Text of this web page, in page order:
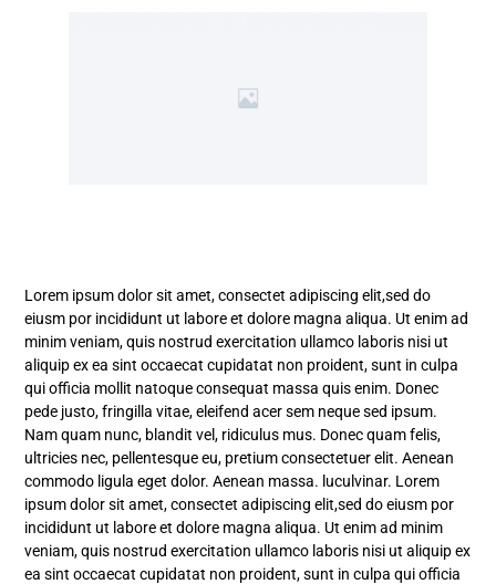
Lorem ipsum dolor sit amet, consectet adipiscing elit,sed do
eiusm por incididunt ut labore et dolore magna aliqua. Ut enim ad
minim veniam, quis nostrud exercitation ullamco laboris nisi ut
aliquip ex ea sint occaecat cupidatat non proident, sunt in culpa
qui officia mollit natoque consequat massa quis enim. Donec
pede justo, fringilla vitae, eleifend acer sem neque sed ipsum.
Nam quam nunc, blandit vel, ridiculus mus. Donec quam felis,
ultricies nec, pellentesque eu, pretium consectetuer elit. Aenean
commodo ligula eget dolor. Aenean massa. luculvinar. Lorem
ipsum dolor sit amet, consectet adipiscing elit,sed do eiusm por
incididunt ut labore et dolore magna aliqua. Ut enim ad minim
veniam, quis nostrud exercitation ullamco laboris nisi ut aliquip ex
ea sint occaecat cupidatat non proident, sunt in culpa qui officia